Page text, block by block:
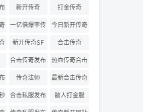
新开传奇 打金传奇
一亿倍爆率传
奇
今日新开传奇
三私服
新开传奇SF 合击传奇
合击传奇发布
网
热血传奇合击
版
传奇法师
最新合击传奇
私服
合击私服发布
网
散人打金服